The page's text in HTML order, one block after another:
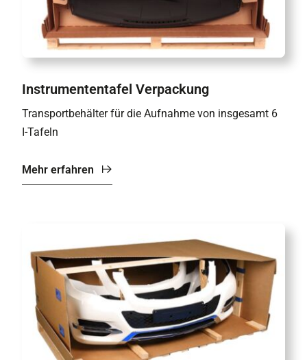
Instrumententafel Verpackung
Transportbehälter für die Aufnahme von insgesamt 6
I-Tafeln
Mehr erfahren